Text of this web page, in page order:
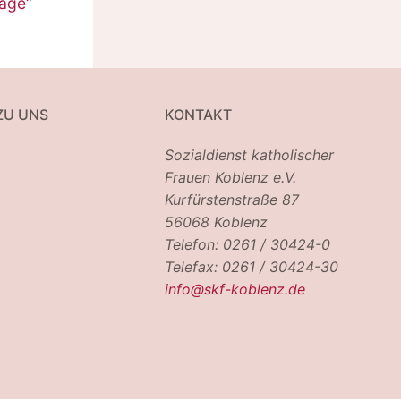
UNS KONTAKT
Sozialdienst katholischer
Frauen Koblenz e.V.
Kurfürstenstraße 87
56068 Koblenz
Telefon: 0261 / 30424-0
Telefax: 0261 / 30424-30
info@skf-koblenz.de